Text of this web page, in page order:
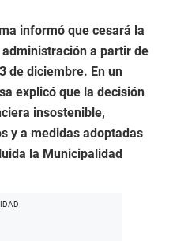
informó que cesará la
a partir de
de diciembre. En un
explicó que la decisión
insostenible,
y a medidas adoptadas
la Municipalidad